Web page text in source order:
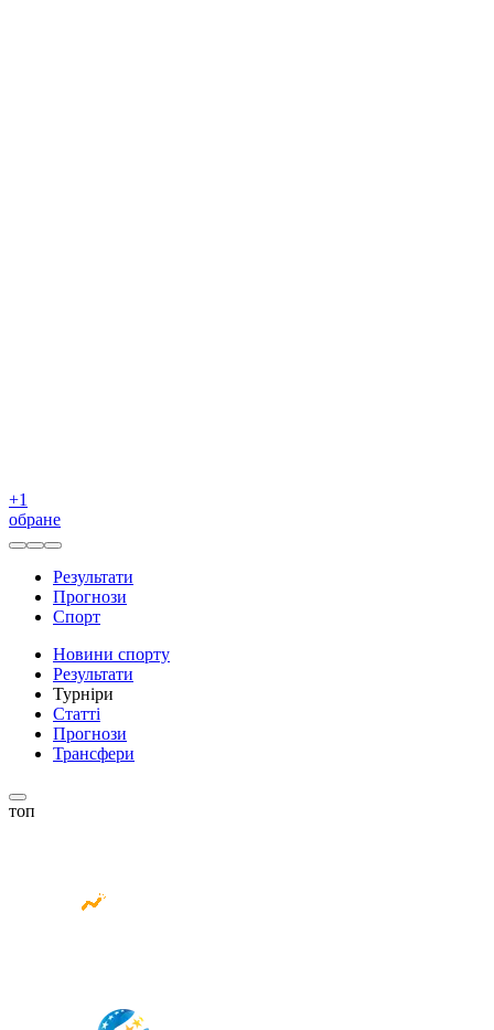
+1
обране
Результати
Прогнози
Спорт
Новини спорту
Результати
Турніри
Статті
Прогнози
Трансфери
топ